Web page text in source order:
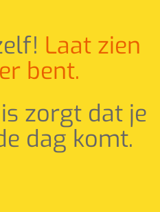
Laat zien
bent.
zorgt dat je
dag komt.